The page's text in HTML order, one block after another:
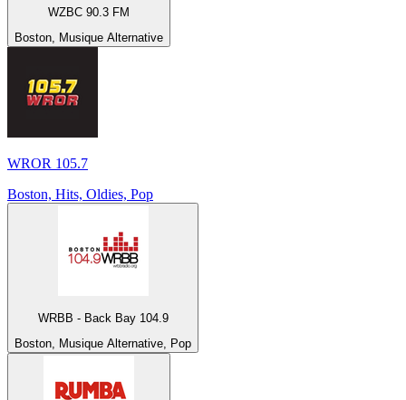
WZBC 90.3 FM
Boston, Musique Alternative
WROR 105.7
Boston, Hits, Oldies, Pop
WRBB - Back Bay 104.9
Boston, Musique Alternative, Pop